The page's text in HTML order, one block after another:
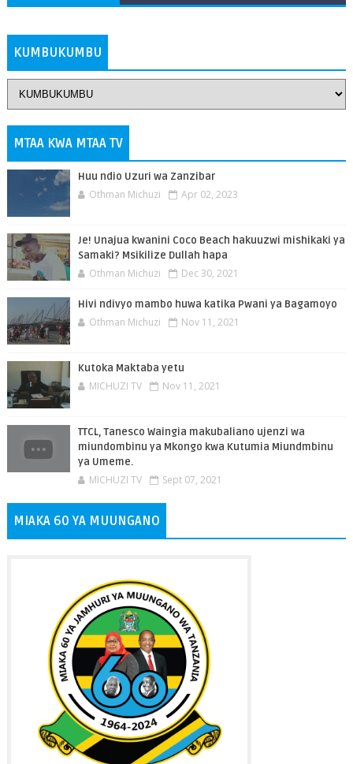
KUMBUKUMBU
MTAA KWA MTAA TV
Huu ndio Uzuri wa Zanzibar
Othman Michuzi Apr 02, 2023
Je! Unajua kwanini Coco Beach hakuuzwi mishikaki ya
Samaki? Msikilize Dullah hapa
Othman Michuzi Dec 30, 2021
Hivi ndivyo mambo huwa katika Pwani ya Bagamoyo
Othman Michuzi Nov 11, 2021
Kutoka Maktaba yetu
MICHUZI TV Nov 11, 2021
TTCL, Tanesco Waingia makubaliano ujenzi wa
miundombinu ya Mkongo kwa Kutumia Miundmbinu
ya Umeme.
MICHUZI TV Sept 07, 2021
MIAKA 60 YA MUUNGANO